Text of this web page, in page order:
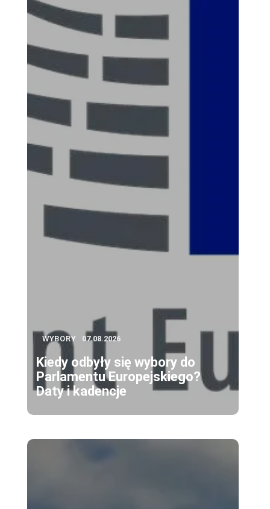
WYBORY 07.08.2026
Kiedy odbyły się wybory do
Parlamentu Europejskiego?
Daty i kadencje